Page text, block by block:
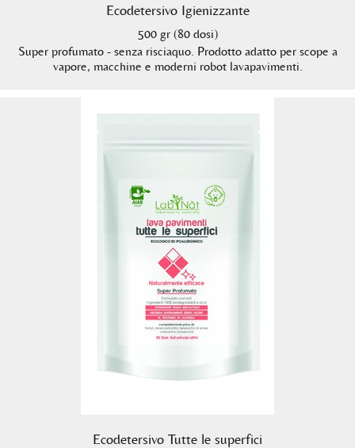
Ecodetersivo Igienizzante
500 gr (80 dosi)
Super profumato - senza risciaquo. Prodotto adatto per scope a
vapore, macchine e moderni robot lavapavimenti.
Ecodetersivo Tutte le superfici